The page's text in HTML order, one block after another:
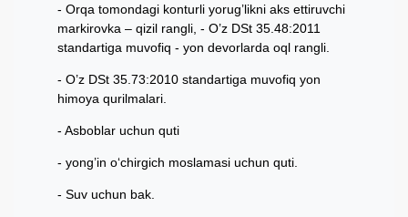
Orqa tomondagi konturli yorug’likni aks ettiruvchi
markirovka – qizil rangli, - O’z DSt 35.48:2011
standartiga muvofiq - yon devorlarda oql rangli.
O’z DSt 35.73:2010 standartiga muvofiq yon
himoya qurilmalari.
Asboblar uchun quti
yong’in o‘chirgich moslamasi uchun quti.
Suv uchun bak.